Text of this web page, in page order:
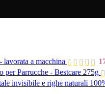
a macchina
per Parrucche - Bestcare 275g
invisibile e righe naturali